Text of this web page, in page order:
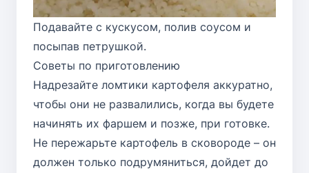
Подавайте с кускусом, полив соусом и
посыпав петрушкой.
Советы по приготовлению
Надрезайте ломтики картофеля аккуратно,
чтобы они не развалились, когда вы будете
начинять их фаршем и позже, при готовке.
Не пережарьте картофель в сковороде – он
должен только подрумяниться, дойдет до